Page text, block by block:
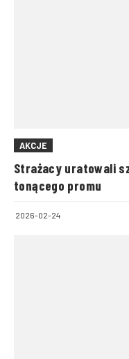
AKCJE
Strażacy uratowali
tonącego promu
2026-02-24